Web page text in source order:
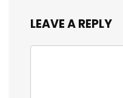
LEAVE A REPLY